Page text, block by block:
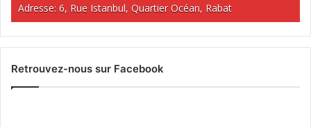
Adresse: 6, Rue Istanbul, Quartier Océan, Rabat
Retrouvez-nous sur Facebook